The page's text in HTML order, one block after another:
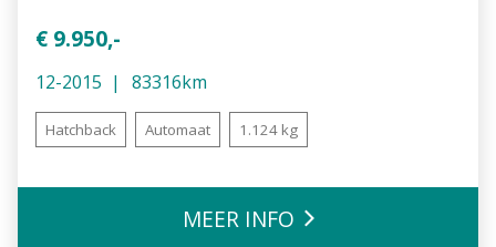
€ 9.950,-
12-2015 83316km
Hatchback Automaat 1.124 kg
MEER INFO